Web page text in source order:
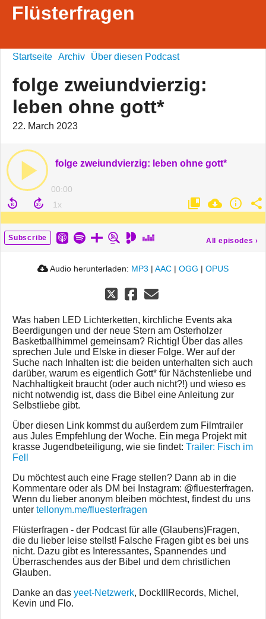
Flüsterfragen
Startseite Archiv Über diesen Podcast
folge zweiundvierzig:
leben ohne gott*
22. March 2023
folge zweiundvierzig: leben ohne gott*
00:00
Subscribe All episodes ›
Audio herunterladen: MP3 | AAC | OGG | OPUS
Was haben LED Lichterketten, kirchliche Events aka
Beerdigungen und der neue Stern am Osterholzer
Basketballhimmel gemeinsam? Richtig! Über das alles
sprechen Jule und Elske in dieser Folge. Wer auf der
Suche nach Inhalten ist: die beiden unterhalten sich auch
darüber, warum es eigentlich Gott* für Nächstenliebe und
Nachhaltigkeit braucht (oder auch nicht?!) und wieso es
nicht notwendig ist, dass die Bibel eine Anleitung zur
Selbstliebe gibt.
Über diesen Link kommst du außerdem zum Filmtrailer
aus Jules Empfehlung der Woche. Ein mega Projekt mit
krasse Jugendbeteiligung, wie sie findet: Trailer: Fisch im
Fell
Du möchtest auch eine Frage stellen? Dann ab in die
Kommentare oder als DM bei Instagram: @fluesterfragen.
Wenn du lieber anonym bleiben möchtest, findest du uns
unter tellonym.me/fluesterfragen
Flüsterfragen - der Podcast für alle (Glaubens)Fragen,
die du lieber leise stellst! Falsche Fragen gibt es bei uns
nicht. Dazu gibt es Interessantes, Spannendes und
Überraschendes aus der Bibel und dem christlichen
Glauben.
Danke an das yeet-Netzwerk, DockIIIRecords, Michel,
Kevin und Flo.